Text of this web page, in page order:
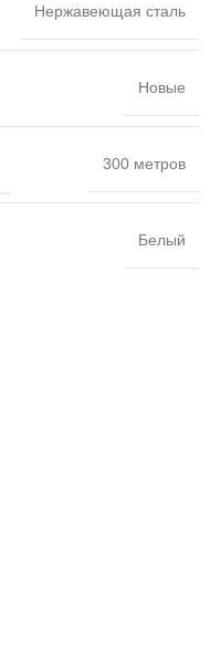
Нержавеющая сталь
Новые
300 метров
Белый